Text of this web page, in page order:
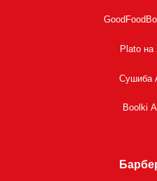
Plato
Сушиба
Boolki